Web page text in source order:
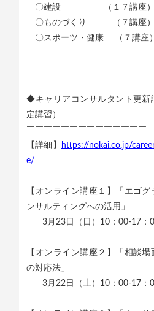
〇建設 （１７講座）
〇ものづくり （７講座）
〇スポーツ・健康 （７講座）
◆キャリアコンサルタント更
定講習）
￣￣￣￣￣￣￣￣￣￣￣￣￣￣
【詳細】
https://nokai.co.jp/
e/
【オンライン講座１】「エゴ
ンサルティングへの活用」
3月23日（日）10：00-17：
【オンライン講座２】「相談
の対応法」
3月22日（土）10：00-17：